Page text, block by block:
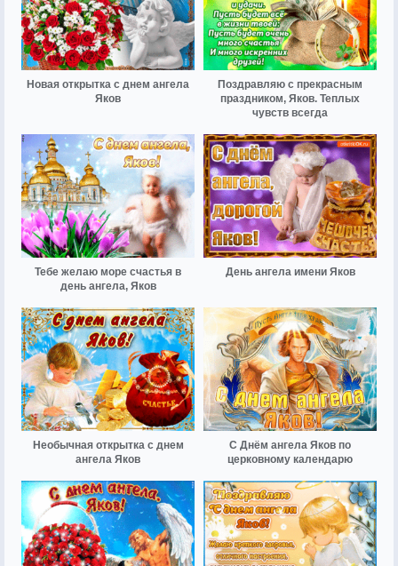
Новая открытка с днем ангела
Яков
Поздравляю с прекрасным
праздником, Яков. Теплых
чувств всегда
Тебе желаю море счастья в
день ангела, Яков
День ангела имени Яков
Необычная открытка с днем
ангела Яков
С Днём ангела Яков по
церковному календарю